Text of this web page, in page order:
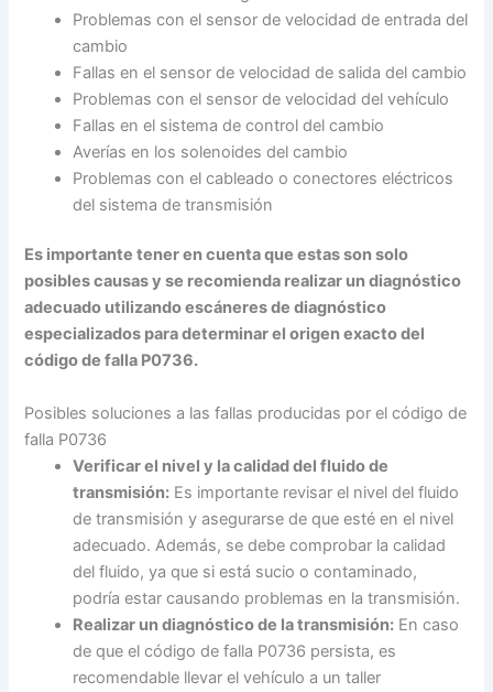
Problemas con el sensor de velocidad de entrada del
cambio
Fallas en el sensor de velocidad de salida del cambio
Problemas con el sensor de velocidad del vehículo
Fallas en el sistema de control del cambio
Averías en los solenoides del cambio
Problemas con el cableado o conectores eléctricos
del sistema de transmisión
Es importante tener en cuenta que estas son solo
posibles causas y se recomienda realizar un diagnóstico
adecuado utilizando escáneres de diagnóstico
especializados para determinar el origen exacto del
código de falla P0736.
Posibles soluciones a las fallas producidas por el código de
falla P0736
Verificar el nivel y la calidad del fluido de
transmisión: Es importante revisar el nivel del fluido
de transmisión y asegurarse de que esté en el nivel
adecuado. Además, se debe comprobar la calidad
del fluido, ya que si está sucio o contaminado,
podría estar causando problemas en la transmisión.
Realizar un diagnóstico de la transmisión: En caso
de que el código de falla P0736 persista, es
recomendable llevar el vehículo a un taller